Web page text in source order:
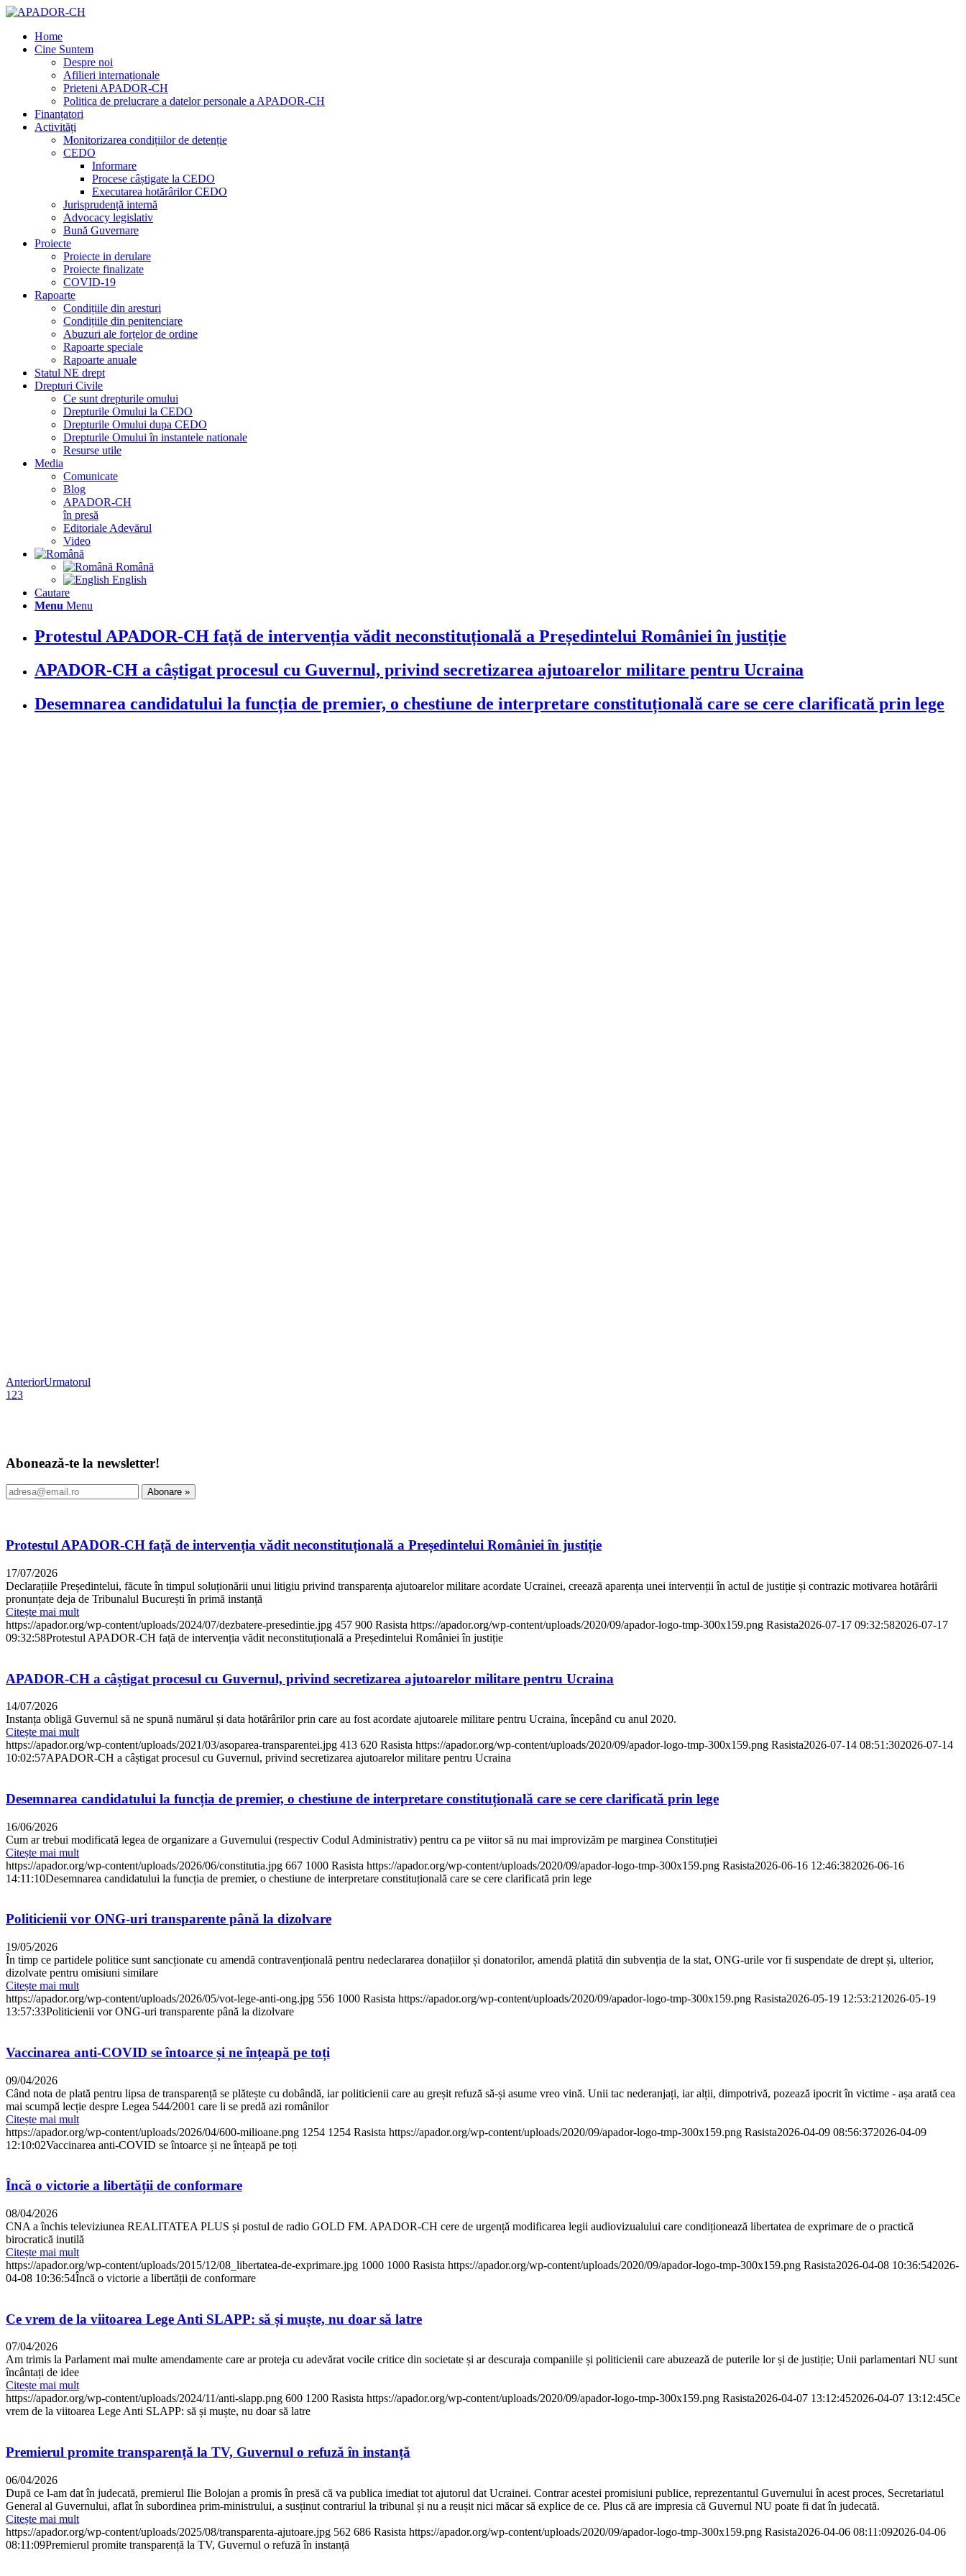
Home
Cine Suntem
Despre noi
Afilieri internaționale
Prieteni APADOR-CH
Politica de prelucrare a datelor personale a APADOR-CH
Finanțatori
Activități
Monitorizarea condițiilor de detenție
CEDO
Informare
Procese câștigate la CEDO
Executarea hotărârilor CEDO
Jurisprudență internă
Advocacy legislativ
Bună Guvernare
Proiecte
Proiecte in derulare
Proiecte finalizate
COVID-19
Rapoarte
Condițiile din aresturi
Condițiile din penitenciare
Abuzuri ale forțelor de ordine
Rapoarte speciale
Rapoarte anuale
Statul NE drept
Drepturi Civile
Ce sunt drepturile omului
Drepturile Omului la CEDO
Drepturile Omului dupa CEDO
Drepturile Omului în instantele nationale
Resurse utile
Media
Comunicate
Blog
APADOR-CH
în presă
Editoriale Adevărul
Video
Română
English
Cautare
Menu Menu
Protestul APADOR-CH față de intervenția vădit neconstituțională a Președintelui României în justiție
APADOR-CH a câștigat procesul cu Guvernul, privind secretizarea ajutoarelor militare pentru Ucraina
Desemnarea candidatului la funcția de premier, o chestiune de interpretare constituțională care se cere clarificată prin lege
AnteriorUrmatorul
1 23
Abonează-te la newsletter!
Protestul APADOR-CH față de intervenția vădit neconstituțională a Președintelui României în justiție
17/07/2026
Declarațiile Președintelui, făcute în timpul soluționării unui litigiu privind transparența ajutoarelor militare acordate Ucrainei, creează aparența unei intervenții în actul de justiție și contrazic motivarea hotărârii
pronunțate deja de Tribunalul București în primă instanță
Citește mai mult
https://apador.org/wp-content/uploads/2024/07/dezbatere-presedintie.jpg 457 900 Rasista https://apador.org/wp-content/uploads/2020/09/apador-logo-tmp-300x159.png Rasista2026-07-17 09:32:582026-07-17
09:32:58Protestul APADOR-CH față de intervenția vădit neconstituțională a Președintelui României în justiție
APADOR-CH a câștigat procesul cu Guvernul, privind secretizarea ajutoarelor militare pentru Ucraina
14/07/2026
Instanța obligă Guvernul să ne spună numărul și data hotărârilor prin care au fost acordate ajutoarele militare pentru Ucraina, începând cu anul 2020.
Citește mai mult
https://apador.org/wp-content/uploads/2021/03/asoparea-transparentei.jpg 413 620 Rasista https://apador.org/wp-content/uploads/2020/09/apador-logo-tmp-300x159.png Rasista2026-07-14 08:51:302026-07-14
10:02:57APADOR-CH a câștigat procesul cu Guvernul, privind secretizarea ajutoarelor militare pentru Ucraina
Desemnarea candidatului la funcția de premier, o chestiune de interpretare constituțională care se cere clarificată prin lege
16/06/2026
Cum ar trebui modificată legea de organizare a Guvernului (respectiv Codul Administrativ) pentru ca pe viitor să nu mai improvizăm pe marginea Constituției
Citește mai mult
https://apador.org/wp-content/uploads/2026/06/constitutia.jpg 667 1000 Rasista https://apador.org/wp-content/uploads/2020/09/apador-logo-tmp-300x159.png Rasista2026-06-16 12:46:382026-06-16
14:11:10Desemnarea candidatului la funcția de premier, o chestiune de interpretare constituțională care se cere clarificată prin lege
Politicienii vor ONG-uri transparente până la dizolvare
19/05/2026
În timp ce partidele politice sunt sancționate cu amendă contravențională pentru nedeclararea donațiilor și donatorilor, amendă platită din subvenția de la stat, ONG-urile vor fi suspendate de drept și, ulterior,
dizolvate pentru omisiuni similare
Citește mai mult
https://apador.org/wp-content/uploads/2026/05/vot-lege-anti-ong.jpg 556 1000 Rasista https://apador.org/wp-content/uploads/2020/09/apador-logo-tmp-300x159.png Rasista2026-05-19 12:53:21 2026-05-19
13:57:33Politicienii vor ONG-uri transparente până la dizolvare
Vaccinarea anti-COVID se întoarce și ne înțeapă pe toți
09/04/2026
Când nota de plată pentru lipsa de transparență se plătește cu dobândă, iar politicienii care au greșit refuză să-și asume vreo vină. Unii tac nederanjați, iar alții, dimpotrivă, pozează ipocrit în victime - așa arată cea
mai scumpă lecție despre Legea 544/2001 care li se predă azi românilor
Citește mai mult
https://apador.org/wp-content/uploads/2026/04/600-milioane.png 1254 1254 Rasista https://apador.org/wp-content/uploads/2020/09/apador-logo-tmp-300x159.png Rasista2026-04-09 08:56:372026-04-09
12:10:02Vaccinarea anti-COVID se întoarce și ne înțeapă pe toți
Încă o victorie a libertății de conformare
08/04/2026
CNA a închis televiziunea REALITATEA PLUS și postul de radio GOLD FM. APADOR-CH cere de urgență modificarea legii audiovizualului care condiționează libertatea de exprimare de o practică
birocratică inutilă
Citește mai mult
https://apador.org/wp-content/uploads/2015/12/08_libertatea-de-exprimare.jpg 1000 1000 Rasista https://apador.org/wp-content/uploads/2020/09/apador-logo-tmp-300x159.png Rasista2026-04-08 10:36:542026-
04-08 10:36:54Încă o victorie a libertății de conformare
Ce vrem de la viitoarea Lege Anti SLAPP: să și muște, nu doar să latre
07/04/2026
Am trimis la Parlament mai multe amendamente care ar proteja cu adevărat vocile critice din societate și ar descuraja companiile și politicienii care abuzează de puterile lor și de justiție; Unii parlamentari NU sunt
încântați de idee
Citește mai mult
https://apador.org/wp-content/uploads/2024/11/anti-slapp.png 600 1200 Rasista https://apador.org/wp-content/uploads/2020/09/apador-logo-tmp-300x159.png Rasista2026-04-07 13:12:452026-04-07 13:12:45Ce
vrem de la viitoarea Lege Anti SLAPP: să și muște, nu doar să latre
Premierul promite transparență la TV, Guvernul o refuză în instanță
06/04/2026
După ce l-am dat în judecată, premierul Ilie Bolojan a promis în presă că va publica imediat tot ajutorul dat Ucrainei. Contrar acestei promisiuni publice, reprezentantul Guvernului în acest proces, Secretariatul
General al Guvernului, aflat în subordinea prim-ministrului, a susținut contrariul la tribunal și nu a reușit nici măcar să explice de ce. Plus că are impresia că Guvernul NU poate fi dat în judecată.
Citește mai mult
https://apador.org/wp-content/uploads/2025/08/transparenta-ajutoare.jpg 562 686 Rasista https://apador.org/wp-content/uploads/2020/09/apador-logo-tmp-300x159.png Rasista2026-04-06 08:11:092026-04-06
08:11:09Premierul promite transparență la TV, Guvernul o refuză în instanță